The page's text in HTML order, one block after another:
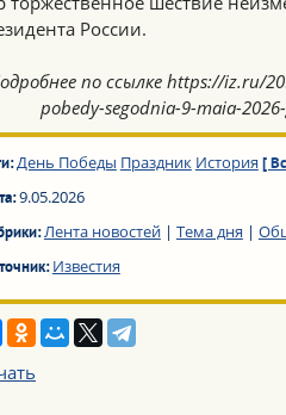
России.
по ссылке https://iz.ru/
pobedy-segodnia-9-maia-
День Победы Праздник История [
9.05.2026
Лента новостей| Тема дня |
Известия